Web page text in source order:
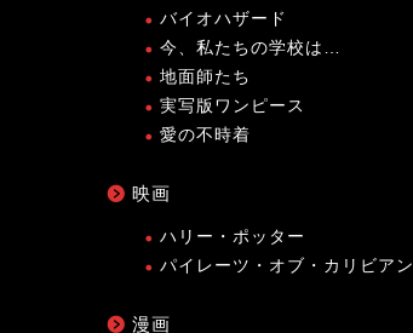
バイオハザード
今、私たちの学校は…
地面師たち
実写版ワンピース
愛の不時着
映画
ハリー・ポッター
パイレーツ・オブ・カリビアン
漫画